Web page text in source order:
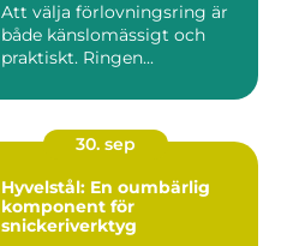
Att välja förlovningsring är
både känslomässigt och
praktiskt. Ringen...
30. sep
Hyvelstål: En oumbärlig
komponent för
snickeriverktyg